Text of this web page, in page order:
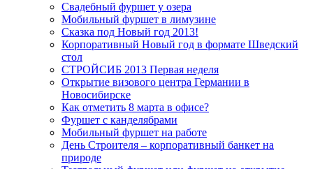
Свадебный фуршет у озера
Мобильный фуршет в лимузине
Сказка под Новый год 2013!
Корпоративный Новый год в формате Шведский
стол
СТРОЙСИБ 2013 Первая неделя
Открытие визового центра Германии в
Новосибирске
Как отметить 8 марта в офисе?
Фуршет с канделябрами
Мобильный фуршет на работе
День Строителя – корпоративный банкет на
природе